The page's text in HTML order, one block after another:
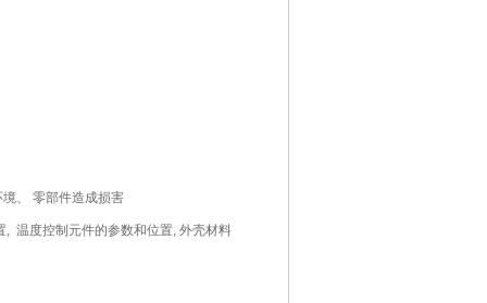
、 零部件造成损害
, 温度控制元件的参数和位置, 外壳材料